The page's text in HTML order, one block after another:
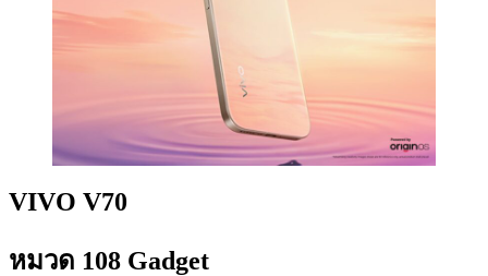
VIVO V70
หมวด 108 Gadget